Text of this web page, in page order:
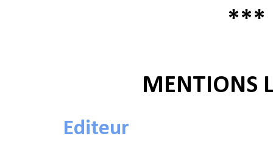
***
MENTIONS
Editeur